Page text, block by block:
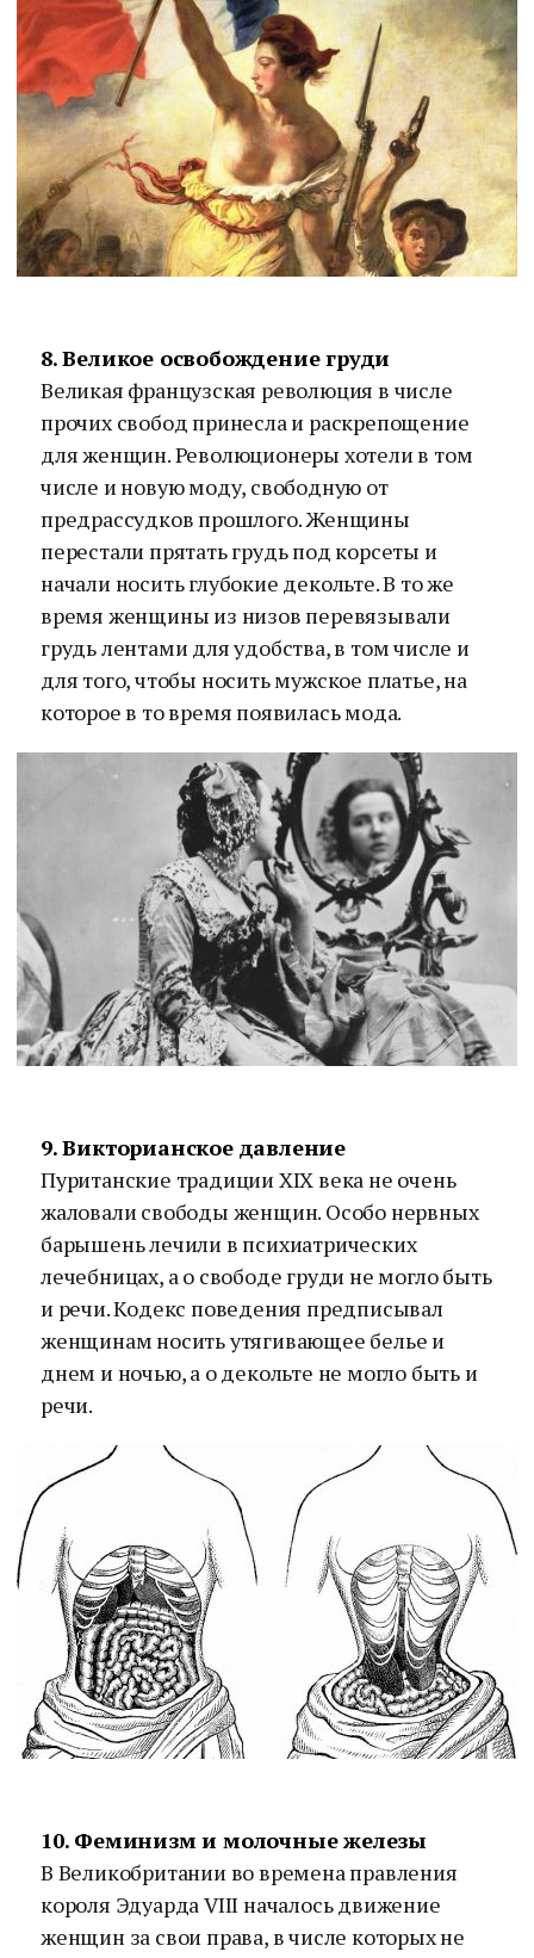
8. Великое освобождение груди
Великая французская революция в числе
прочих свобод принесла и раскрепощение
для женщин. Революционеры хотели в том
числе и новую моду, свободную от
предрассудков прошлого. Женщины
перестали прятать грудь под корсеты и
начали носить глубокие декольте. В то же
время женщины из низов перевязывали
грудь лентами для удобства, в том числе и
для того, чтобы носить мужское платье, на
которое в то время появилась мода.
9. Викторианское давление
Пуританские традиции XIX века не очень
жаловали свободы женщин. Особо нервных
барышень лечили в психиатрических
лечебницах, а о свободе груди не могло быть
и речи. Кодекс поведения предписывал
женщинам носить утягивающее белье и
днем и ночью, а о декольте не могло быть и
речи.
10. Феминизм и молочные железы
В Великобритании во времена правления
короля Эдуарда VIII началось движение
женщин за свои права, в числе которых не